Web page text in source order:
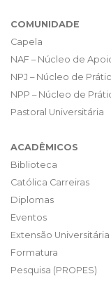
COMUNIDADE
Capela
NAF – Núcleo de
NPJ – Núcleo de
NPP – Núcleo de
Pastoral Universitária
ACADÊMICOS
Biblioteca
Católica Carreiras
Diplomas
Eventos
Extensão Universitária
Formatura
Pesquisa (PROPES)